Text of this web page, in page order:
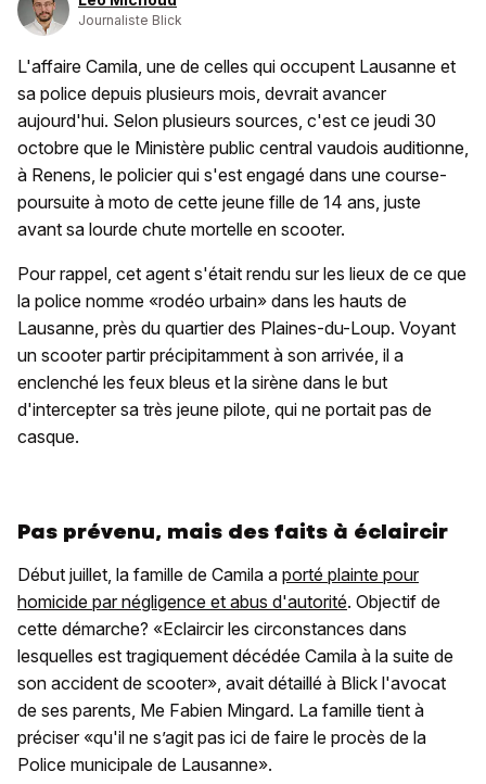
Journaliste Blick
L'affaire Camila, une de celles qui occupent Lausanne et
sa police depuis plusieurs mois, devrait avancer
aujourd'hui. Selon plusieurs sources, c'est ce jeudi 30
octobre que le Ministère public central vaudois auditionne,
à Renens, le policier qui s'est engagé dans une course-
poursuite à moto de cette jeune fille de 14 ans, juste
avant sa lourde chute mortelle en scooter.
Pour rappel, cet agent s'était rendu sur les lieux de ce que
la police nomme «rodéo urbain» dans les hauts de
Lausanne, près du quartier des Plaines-du-Loup. Voyant
un scooter partir précipitamment à son arrivée, il a
enclenché les feux bleus et la sirène dans le but
d'intercepter sa très jeune pilote, qui ne portait pas de
casque.
Pas prévenu, mais des faits à éclaircir
Début juillet, la famille de Camila a porté plainte pour
homicide par négligence et abus d'autorité. Objectif de
cette démarche? «Eclaircir les circonstances dans
lesquelles est tragiquement décédée Camila à la suite de
son accident de scooter», avait détaillé à Blick l'avocat
de ses parents, Me Fabien Mingard. La famille tient à
préciser «qu'il ne s’agit pas ici de faire le procès de la
Police municipale de Lausanne».